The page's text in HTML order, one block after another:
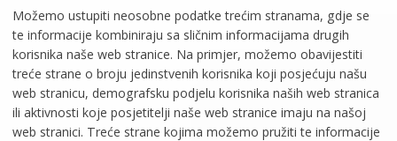
Možemo ustupiti neosobne podatke trećim stranama, gdje se
te informacije kombiniraju sa sličnim informacijama drugih
korisnika naše web stranice. Na primjer, možemo obavijestiti
treće strane o broju jedinstvenih korisnika koji posjećuju našu
web stranicu, demografsku podjelu korisnika naših web stranica
ili aktivnosti koje posjetitelji naše web stranice imaju na našoj
web stranici. Treće strane kojima možemo pružiti te informacije